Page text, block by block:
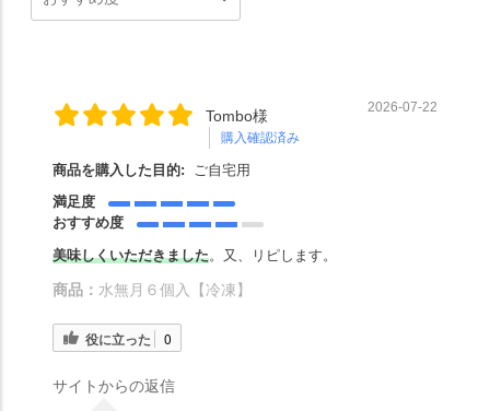
Tombo様
購入確認済み
2026-07-22
商品を購入した目的:
ご自宅用
満足度
おすすめ度
美味しくいただきました。又、リピします。
商品： 水無月６個入【冷凍】
役に立った 0
サイトからの返信